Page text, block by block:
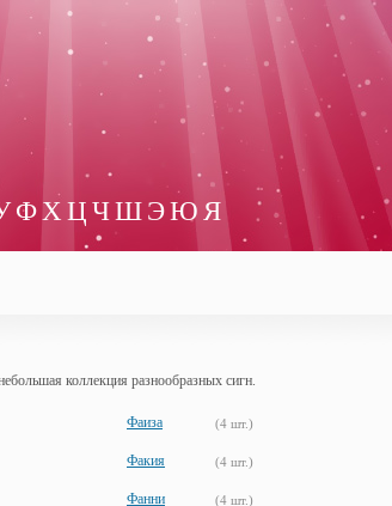
ФХ Ц ЧШ ЭЮ Я
коллекция разнообразных сигн.
Фаиза (4 шт.)
Факия (4 шт.)
Фанни (4 шт.)